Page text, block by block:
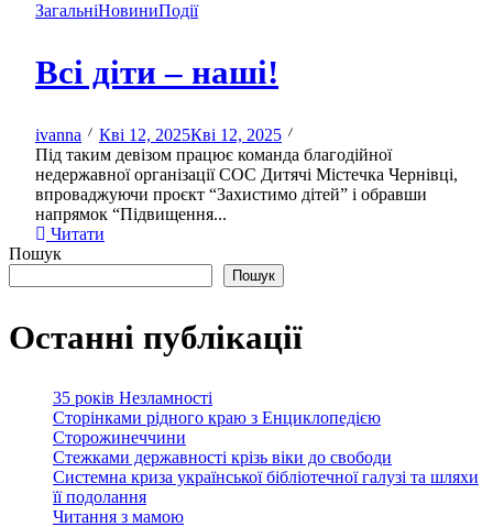
ЗагальніНовиниПодії
Всі діти – наші!
ivanna Кві 12, 2025Кві 12, 2025
Під таким девізом працює команда благодійної
недержавної організації СОС Дитячі Містечка Чернівці,
впроваджуючи проєкт “Захистимо дітей” і обравши
напрямок “Підвищення...
Читати
Пошук
Пошук
Останні публікації
35 років Незламності
Сторінками рідного краю з Енциклопедією
Сторожинеччини
Стежками державності крізь віки до свободи
Системна криза української бібліотечної галузі та шляхи
її подолання
Читання з мамою